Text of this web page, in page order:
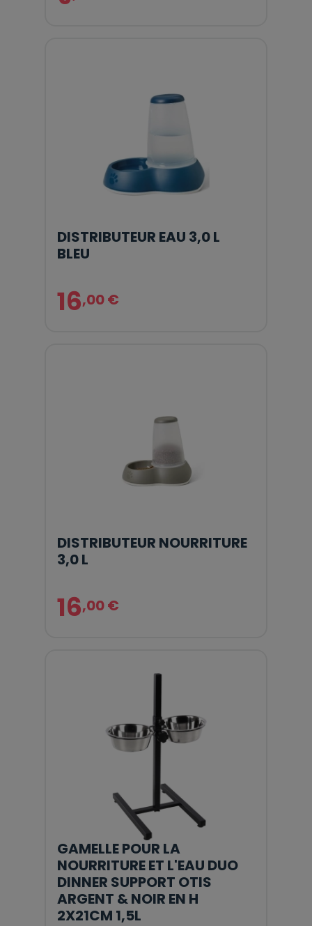
DISTRIBUTEUR EAU 3,0 L
BLEU
16,00 €
DISTRIBUTEUR NOURRITURE
3,0 L
16,00 €
GAMELLE POUR LA
NOURRITURE ET L'EAU DUO
DINNER SUPPORT OTIS
ARGENT & NOIR EN H
2X21CM 1,5L